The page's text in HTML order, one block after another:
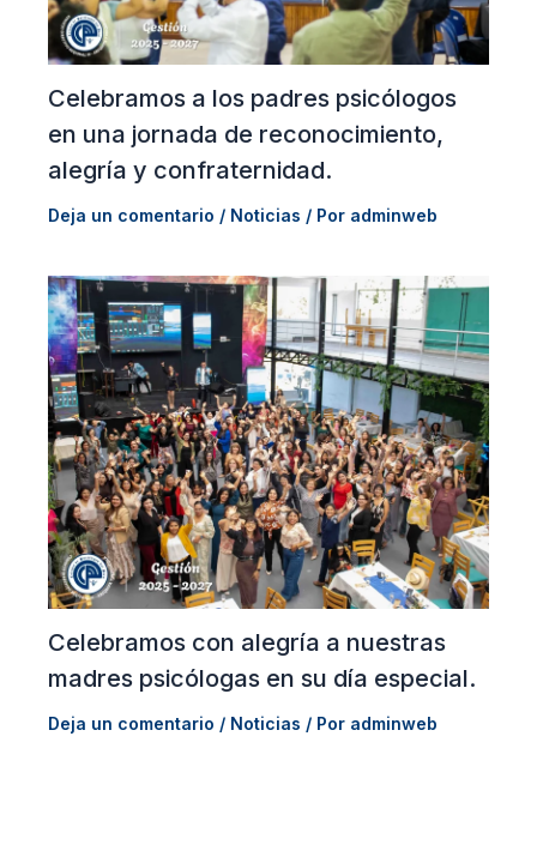
Celebramos a los padres psicólogos
en una jornada de reconocimiento,
alegría y confraternidad.
Deja un comentario / Noticias / Por adminweb
Celebramos con alegría a nuestras
madres psicólogas en su día especial.
Deja un comentario / Noticias / Por adminweb